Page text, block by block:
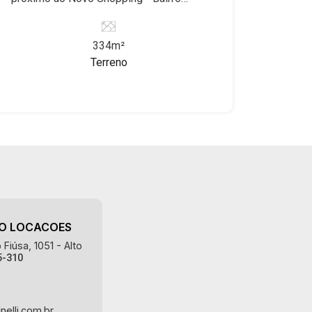
Macedo, Jardim São Luiz, Centro,
Jardim Flórida, Jardim Centenário,
Recreio das Acácias, Jardim Ana Maria,
San Marco, Vila Romana, Bosque dos
Conheça as características deste
imóvel que a Martinelli Imobiliária
selecionou para você: - 334m² de área
334m²
Terreno
LOCACOES
1051 - Alto
310